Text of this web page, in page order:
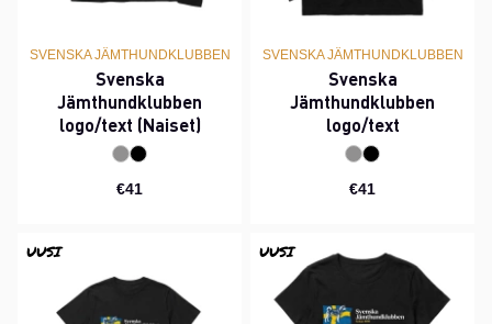
SVENSKA JÄMTHUNDKLUBBEN
Svenska
Jämthundklubben
logo/text (Naiset)
€41
SVENSKA JÄMTHUNDKLUBBEN
Svenska
Jämthundklubben
logo/text
€41
UUSI UUSI